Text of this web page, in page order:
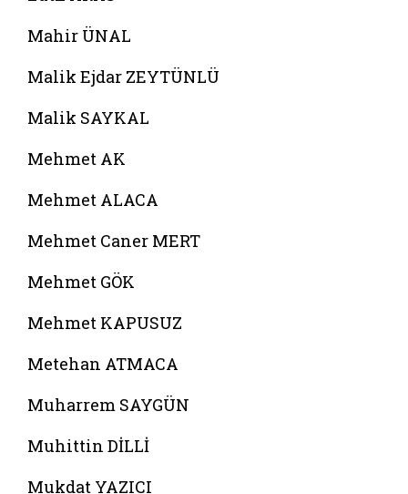
Mahir ÜNAL
Malik Ejdar ZEYTÜNLÜ
Malik SAYKAL
Mehmet AK
Mehmet ALACA
Mehmet Caner MERT
Mehmet GÖK
Mehmet KAPUSUZ
Metehan ATMACA
Muharrem SAYGÜN
Muhittin DİLLİ
Mukdat YAZICI